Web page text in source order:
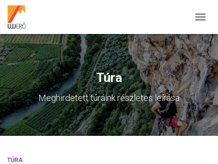
BE-/
Túra
Meghirdetett túráink részletes leírása
TÚRA